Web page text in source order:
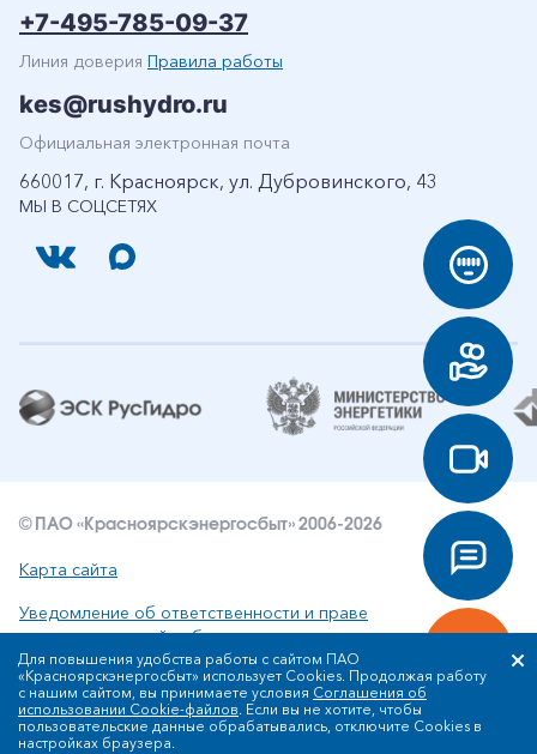
МЫ В СОЦСЕТЯХ
+7-495-785-09-37
Линия доверия Правила работы
kes@rushydro.ru
Официальная электронная почта
660017, г. Красноярск, ул. Дубровинского, 43
© ПАО «Красноярскэнергосбыт» 2006-2026
Карта сайта
Уведомление об ответственности и праве
интеллектуальной собственности
Политика ПАО «Красноярскэнергосбыт» в отношении
обработки персональных данных
Для повышения удобства работы с сайтом ПАО
«Красноярскэнергосбыт» использует Cookies. Продолжая работу
с нашим сайтом, вы принимаете условия Соглашения об
использовании Cookie-файлов. Если вы не хотите, чтобы
пользовательские данные обрабатывались, отключите Cookies в
настройках браузера.